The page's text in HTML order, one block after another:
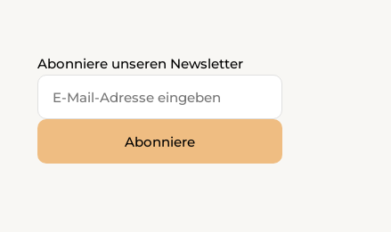
Abonniere unseren Newsletter